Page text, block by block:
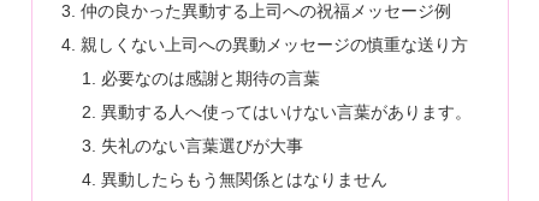
仲の良かった異動する上司への祝福メッセージ例
親しくない上司への異動メッセージの慎重な送り方
必要なのは感謝と期待の言葉
異動する人へ使ってはいけない言葉があります。
失礼のない言葉選びが大事
異動したらもう無関係とはなりません